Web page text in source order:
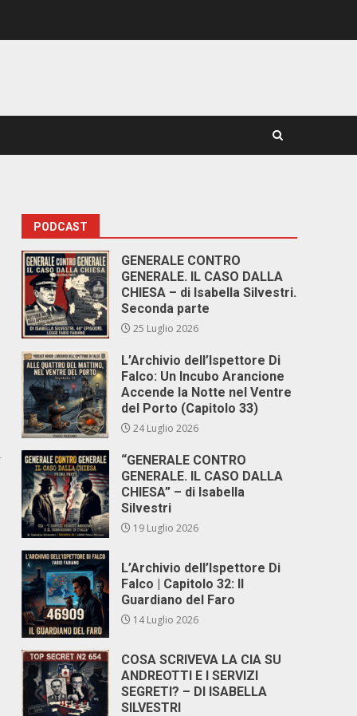
PODCAST
GENERALE CONTRO
GENERALE. IL CASO DALLA
CHIESA – di Isabella Silvestri.
Seconda parte
25 Luglio 2026
L’Archivio dell’Ispettore Di
Falco: Un Incubo Arancione
Accende la Notte nel Ventre
del Porto (Capitolo 33)
24 Luglio 2026
“GENERALE CONTRO
GENERALE. IL CASO DALLA
CHIESA” – di Isabella
Silvestri
19 Luglio 2026
L’Archivio dell’Ispettore Di
Falco | Capitolo 32: Il
Guardiano del Faro
14 Luglio 2026
COSA SCRIVEVA LA CIA SU
ANDREOTTI E I SERVIZI
SEGRETI? – DI ISABELLA
SILVESTRI